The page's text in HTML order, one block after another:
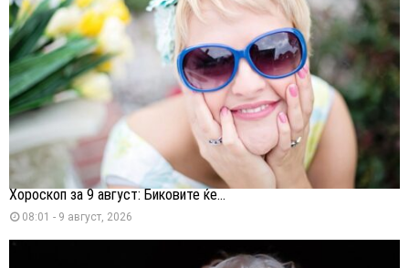
Хороскоп за 9 август: Биковите ќе...
08:01 - 9 август, 2026